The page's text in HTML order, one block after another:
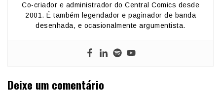
Co-criador e administrador do Central Comics desde
2001. É também legendador e paginador de banda
desenhada, e ocasionalmente argumentista.
Deixe um comentário